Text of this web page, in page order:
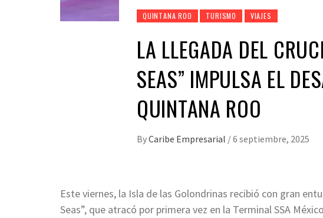
QUINTANA ROO TURISMO VIAJES
LA LLEGADA DEL
SEAS” IMPULSA EL
QUINTANA ROO
ByCaribe Empresarial /6 septiembre, 2025
Este viernes, la Isla de las Golondrinas recibió con gran
Seas”, que atracó por primera vez en la Terminal SSA